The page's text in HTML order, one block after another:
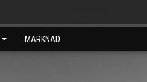
MARKNAD